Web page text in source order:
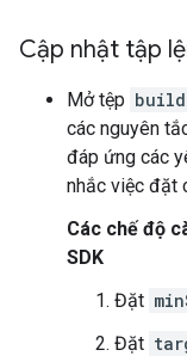
Cập nhật tập
Mở tệp
các nguyên
đáp ứng các
nhắc việc đặt
Các chế độ
SDK
Đặt
Đặt